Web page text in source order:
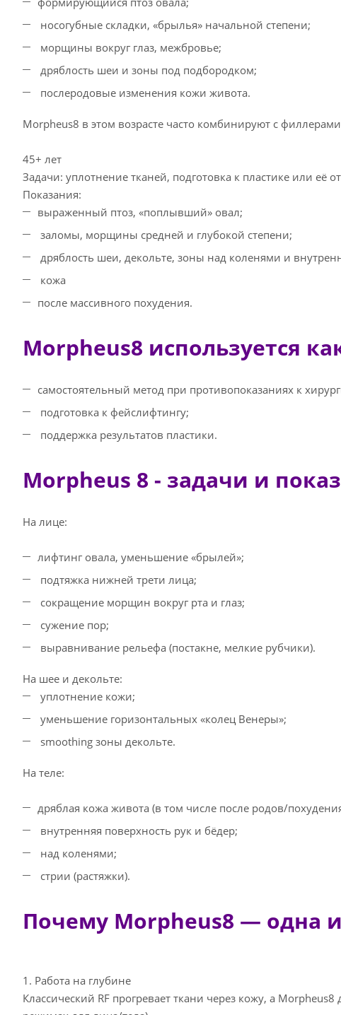
носогубные складки, «брылья» начальной степени;
морщины вокруг глаз, межбровье;
дряблость шеи и зоны под подбородком;
послеродовые изменения кожи живота.
Morpheus8 в этом возрасте часто комбинируют с
45+ лет
Задачи: уплотнение тканей, подготовка к пластике или её
Показания:
выраженный птоз, «поплывший» овал;
заломы, морщины средней и глубокой степени;
дряблость шеи, декольте, зоны над коленями и
кожа
после массивного похудения.
Morpheus8 используется
самостоятельный метод при противопоказаниях к
подготовка к фейслифтингу;
поддержка результатов пластики.
Morpheus 8 - задачи и
На лице:
лифтинг овала, уменьшение «брылей»;
подтяжка нижней трети лица;
сокращение морщин вокруг рта и глаз;
сужение пор;
выравнивание рельефа (постакне, мелкие рубчики).
На шее и декольте:
уплотнение кожи;
уменьшение горизонтальных «колец Венеры»;
smoothing зоны декольте.
На теле:
дряблая кожа живота (в том числе после родов/
внутренняя поверхность рук и бёдер;
над коленями;
стрии (растяжки).
Почему Morpheus8 — одна
1. Работа на глубине
Классический RF прогревает ткани через кожу, а